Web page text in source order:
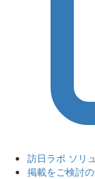
訪日ラボ ソリ
掲載をご検討